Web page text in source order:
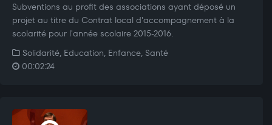
Subventions au profit des associations ayant déposé un
projet au titre du Contrat local d'accompagnement à la
scolarité pour l'année scolaire 2015-2016.
Solidarité, Education, Enfance, Santé
00:02:24